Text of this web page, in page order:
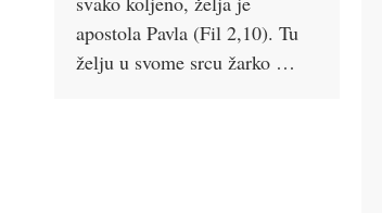
apostola Pavla (Fil 2,10). Tu
želju u svome srcu žarko …